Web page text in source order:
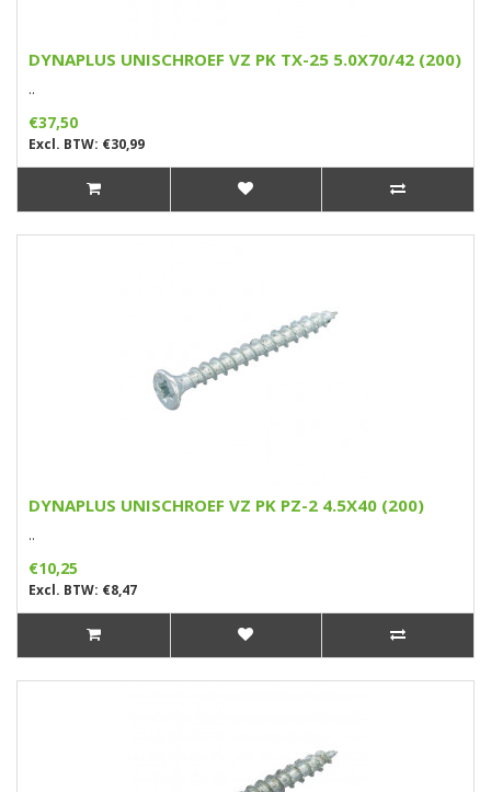
DYNAPLUS UNISCHROEF VZ PK TX-25 5.0X70/42 (200)
..
€37,50
Excl. BTW: €30,99
DYNAPLUS UNISCHROEF VZ PK PZ-2 4.5X40 (200)
..
€10,25
Excl. BTW: €8,47